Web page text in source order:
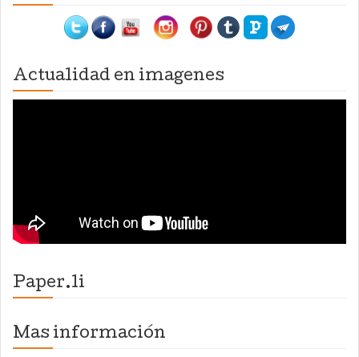
Actualidad en imagenes
Paper.li
Mas información